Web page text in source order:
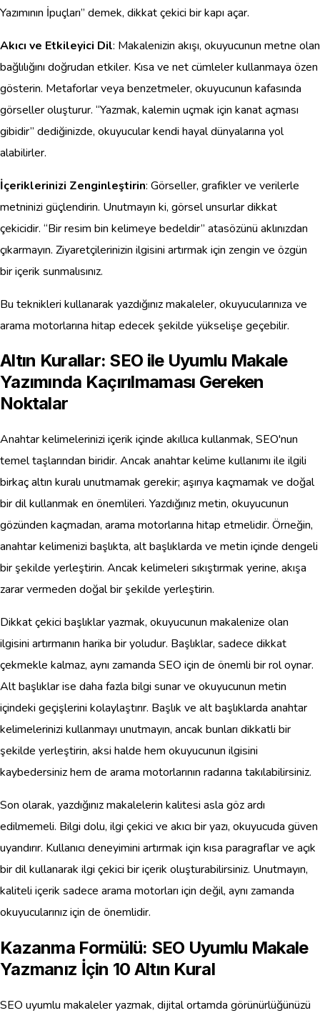
Yazımının İpuçları” demek, dikkat çekici bir kapı açar.
Akıcı ve Etkileyici Dil: Makalenizin akışı, okuyucunun metne olan
bağlılığını doğrudan etkiler. Kısa ve net cümleler kullanmaya özen
gösterin. Metaforlar veya benzetmeler, okuyucunun kafasında
görseller oluşturur. “Yazmak, kalemin uçmak için kanat açması
gibidir” dediğinizde, okuyucular kendi hayal dünyalarına yol
alabilirler.
İçeriklerinizi Zenginleştirin: Görseller, grafikler ve verilerle
metninizi güçlendirin. Unutmayın ki, görsel unsurlar dikkat
çekicidir. “Bir resim bin kelimeye bedeldir” atasözünü aklınızdan
çıkarmayın. Ziyaretçilerinizin ilgisini artırmak için zengin ve özgün
bir içerik sunmalısınız.
Bu teknikleri kullanarak yazdığınız makaleler, okuyucularınıza ve
arama motorlarına hitap edecek şekilde yükselişe geçebilir.
Altın Kurallar: SEO ile Uyumlu Makale
Yazımında Kaçırılmaması Gereken
Noktalar
Anahtar kelimelerinizi içerik içinde akıllıca kullanmak, SEO'nun
temel taşlarından biridir. Ancak anahtar kelime kullanımı ile ilgili
birkaç altın kuralı unutmamak gerekir; aşırıya kaçmamak ve doğal
bir dil kullanmak en önemlileri. Yazdığınız metin, okuyucunun
gözünden kaçmadan, arama motorlarına hitap etmelidir. Örneğin,
anahtar kelimenizi başlıkta, alt başlıklarda ve metin içinde dengeli
bir şekilde yerleştirin. Ancak kelimeleri sıkıştırmak yerine, akışa
zarar vermeden doğal bir şekilde yerleştirin.
Dikkat çekici başlıklar yazmak, okuyucunun makalenize olan
ilgisini artırmanın harika bir yoludur. Başlıklar, sadece dikkat
çekmekle kalmaz, aynı zamanda SEO için de önemli bir rol oynar.
Alt başlıklar ise daha fazla bilgi sunar ve okuyucunun metin
içindeki geçişlerini kolaylaştırır. Başlık ve alt başlıklarda anahtar
kelimelerinizi kullanmayı unutmayın, ancak bunları dikkatli bir
şekilde yerleştirin, aksi halde hem okuyucunun ilgisini
kaybedersiniz hem de arama motorlarının radarına takılabilirsiniz.
Son olarak, yazdığınız makalelerin kalitesi asla göz ardı
edilmemeli. Bilgi dolu, ilgi çekici ve akıcı bir yazı, okuyucuda güven
uyandırır. Kullanıcı deneyimini artırmak için kısa paragraflar ve açık
bir dil kullanarak ilgi çekici bir içerik oluşturabilirsiniz. Unutmayın,
kaliteli içerik sadece arama motorları için değil, aynı zamanda
okuyucularınız için de önemlidir.
Kazanma Formülü: SEO Uyumlu Makale
Yazmanız İçin 10 Altın Kural
SEO uyumlu makaleler yazmak, dijital ortamda görünürlüğünüzü